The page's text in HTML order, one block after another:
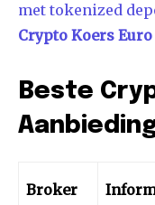
met tokenized
Crypto Koers Euro
Beste
Broker